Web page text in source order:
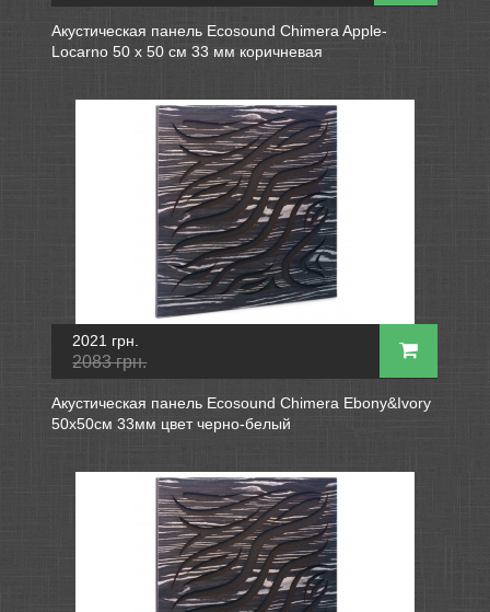
Акустическая панель Ecosound Chimera Apple-
Locarno 50 х 50 см 33 мм коричневая
2021 грн.
2083 грн.
Акустическая панель Ecosound Chimera Ebony&Ivory
50x50см 33мм цвет черно-белый